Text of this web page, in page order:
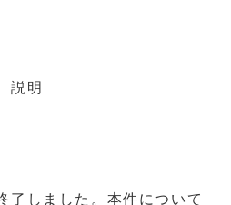
了しました。本件について